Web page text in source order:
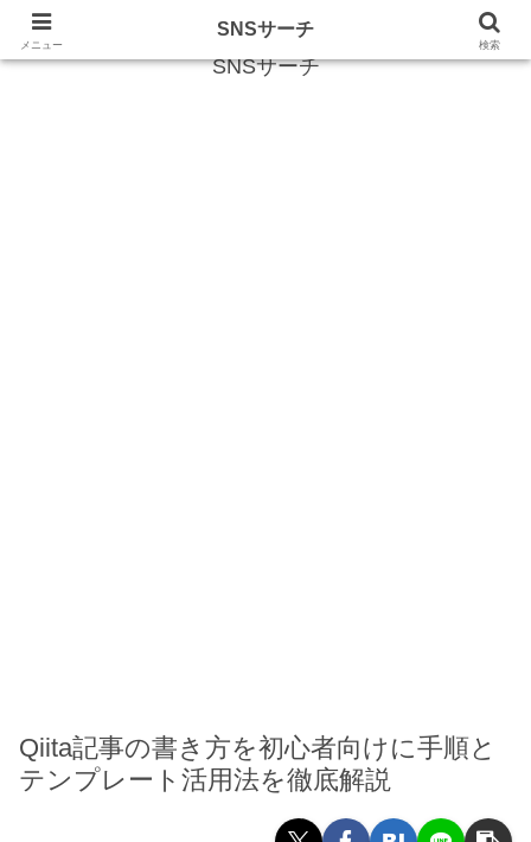
SNSサーチ
Qiita記事の書き方を初心者向けに手順と
テンプレート活用法を徹底解説
メニュー
SNSサーチ
検索